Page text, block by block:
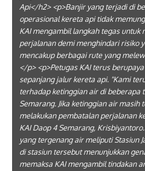
Api</h2> <p>Banjir yang terjadi di
operasional kereta api tidak
KAI mengambil langkah tegas untuk
perjalanan demi menghindari risiko
mencakup berbagai rute yang
</p> <p>Petugas KAI terus
sepanjang jalur kereta api. "Kami
terhadap ketinggian air di beberapa
Semarang. Jika ketinggian air masih
melakukan pembatalan perjalanan
KAI Daop 4 Semarang,
yang tergenang air meliputi Stasiun
di stasiun tersebut menunjukkan
memaksa KAI mengambil tindakan